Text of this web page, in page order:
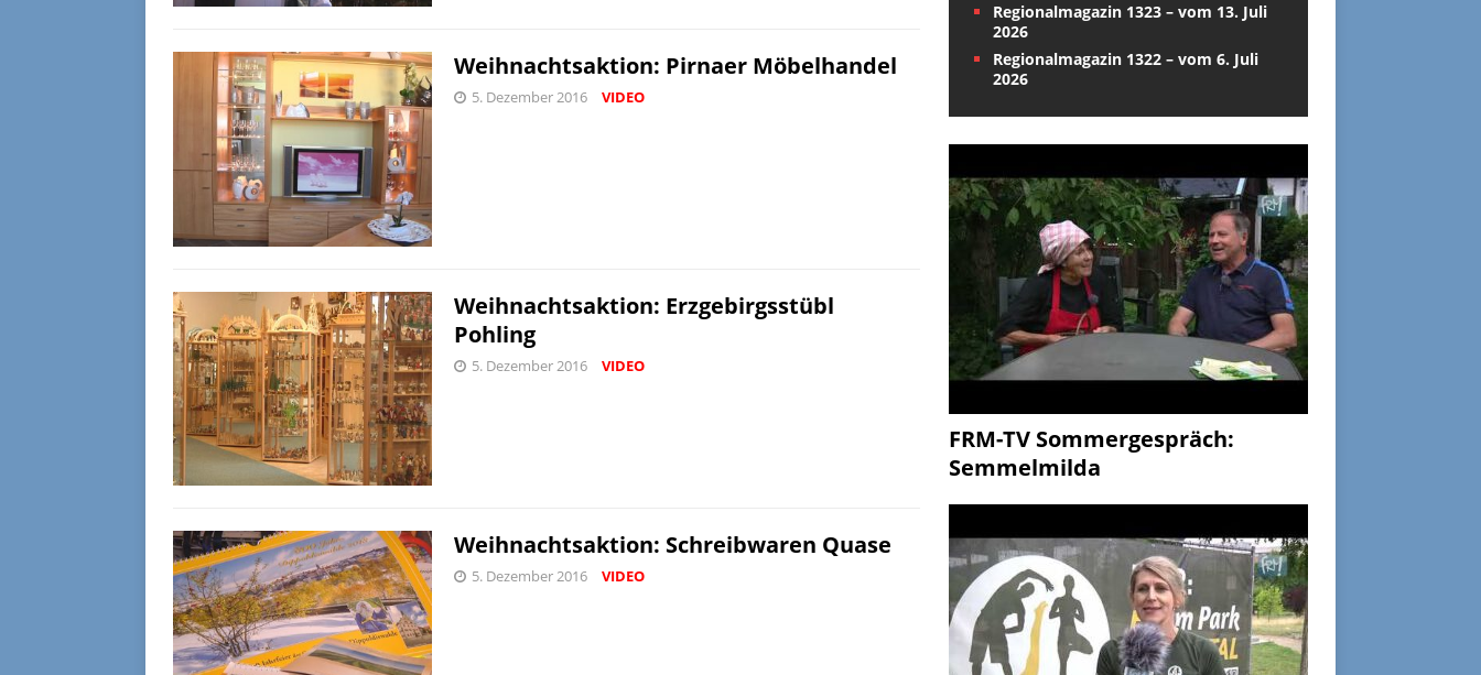
Weihnachtsaktion: Pirnaer Möbelhandel
5. Dezember 2016 VIDEO
Weihnachtsaktion: Erzgebirgsstübl
Pohling
5. Dezember 2016 VIDEO
Weihnachtsaktion: Schreibwaren Quase
5. Dezember 2016 VIDEO
Regionalmagazin 1323 – vom 13. Juli
2026
Regionalmagazin 1322 – vom 6. Juli
2026
FRM-TV Sommergespräch:
Semmelmilda